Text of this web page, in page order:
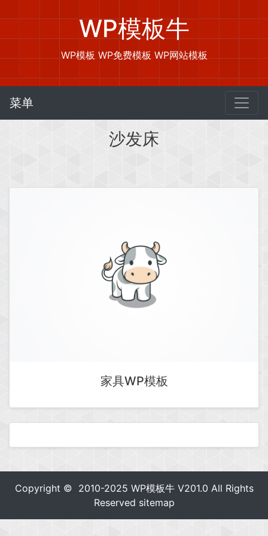
WP模板牛
WP模板 WP免费模板 WP网站模板
菜单
沙发床
家具WP模板
Copyright © 2010-2025 WP模板牛V201.0 All Rights
Reserved sitemap